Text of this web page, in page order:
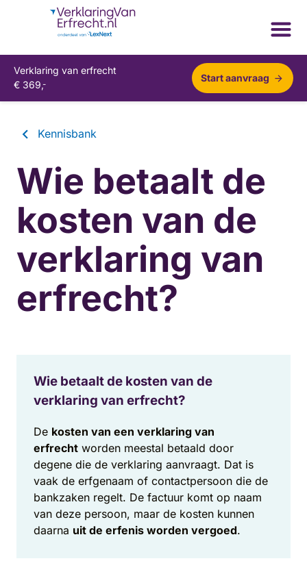
Kennisbank
Wie betaalt de
kosten van de
verklaring van
erfrecht?
Wie betaalt de kosten van de
verklaring van erfrecht?
De kosten van een verklaring van
erfrecht worden meestal betaald door
degene die de verklaring aanvraagt. Dat is
vaak de erfgenaam of contactpersoon die de
bankzaken regelt. De factuur komt op naam
van deze persoon, maar de kosten kunnen
daarna uit de erfenis worden vergoed.
Verklaring van erfrecht
€ 369,-
Start aanvraag